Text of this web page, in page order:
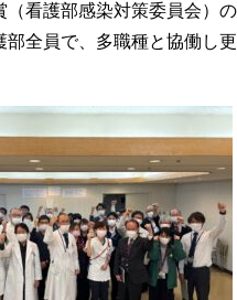
（看護部感染対策委員会）
全員で、多職種と協働し